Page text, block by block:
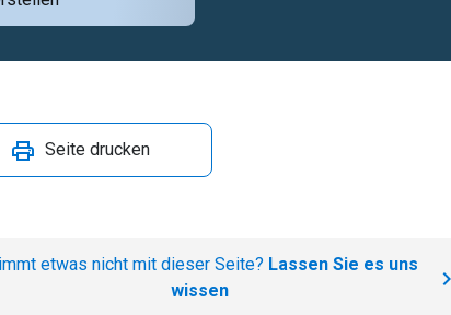
Seite drucken
etwas nicht mit dieser Seite? Lassen Sie es uns
wissen